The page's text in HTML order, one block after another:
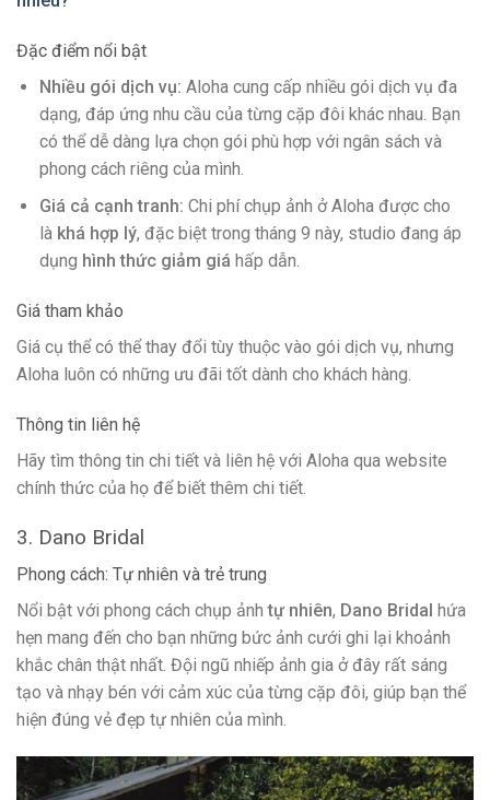
Đặc điểm nổi bật
Nhiều gói dịch vụ: Aloha cung cấp nhiều gói dịch vụ đa
dạng, đáp ứng nhu cầu của từng cặp đôi khác nhau. Bạn
có thể dễ dàng lựa chọn gói phù hợp với ngân sách và
phong cách riêng của mình.
Giá cả cạnh tranh: Chi phí chụp ảnh ở Aloha được cho
là khá hợp lý, đặc biệt trong tháng 9 này, studio đang áp
dụng hình thức giảm giá hấp dẫn.
Giá tham khảo
Giá cụ thể có thể thay đổi tùy thuộc vào gói dịch vụ, nhưng
Aloha luôn có những ưu đãi tốt dành cho khách hàng.
Thông tin liên hệ
Hãy tìm thông tin chi tiết và liên hệ với Aloha qua website
chính thức của họ để biết thêm chi tiết.
3. Dano Bridal
Phong cách: Tự nhiên và trẻ trung
Nổi bật với phong cách chụp ảnhtự nhiên, Dano Bridal hứa
hẹn mang đến cho bạn những bức ảnh cưới ghi lại khoảnh
khắc chân thật nhất. Đội ngũ nhiếp ảnh gia ở đây rất sáng
tạo và nhạy bén với cảm xúc của từng cặp đôi, giúp bạn thể
hiện đúng vẻ đẹp tự nhiên của mình.